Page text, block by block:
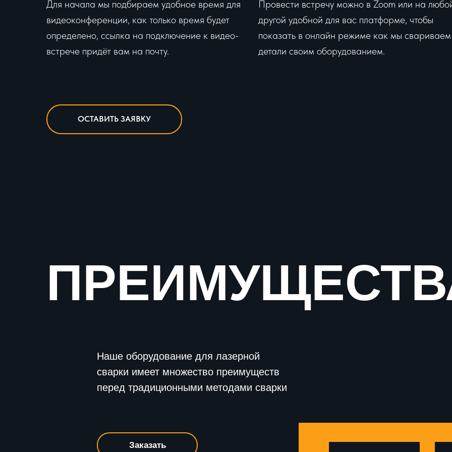
Для начала мы подбираем удобное время для
видеоконференции, как только время будет
определено, ссылка на подключение к видео-
встрече придёт вам на почту.
Провести встречу можно в Zoom или на
другой удобной для вас платформе, чтобы
показать в онлайн режиме как мы свариваем
детали своим оборудованием.
ОСТАВИТЬ ЗАЯВКУ
Наше оборудование для лазерной
сварки имеет множество преимуществ
перед традиционными методами сварки
Заказать